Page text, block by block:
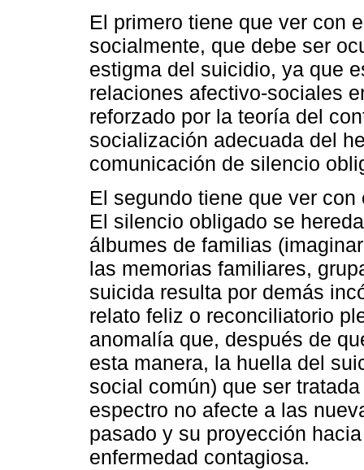
El primero tiene que ver con
socialmente, que debe ser
estigma del suicidio, ya que
relaciones afectivo-sociales
reforzado por la teoría del
socialización adecuada del
comunicación de silencio
El segundo tiene que ver
El silencio obligado se
álbumes de familias
las memorias familiares,
suicida resulta por demás
relato feliz o reconciliatorio
anomalía que, después de
esta manera, la huella del
social común) que ser
espectro no afecte a las
pasado y su proyección
enfermedad contagiosa.